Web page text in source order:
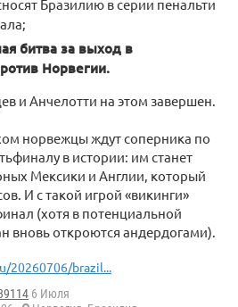
Бразилию в серии пенальти
битва за выход в
Норвегии.
и Анчелотти на этом завершен.
норвежцы ждут соперника по
в истории: им станет
Мексики и Англии, который
И с такой игрой «викинги»
(хотя в потенциальной
вновь откроются андердогами).
20260706/brazil...
6 Июля